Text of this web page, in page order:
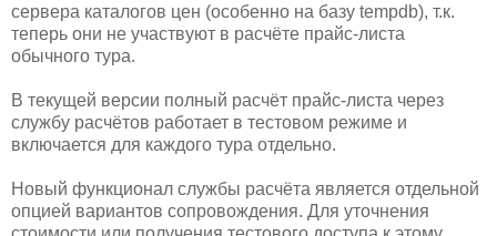
сервера каталогов цен (особенно на базу tempdb), т.к.
теперь они не участвуют в расчёте прайс-листа
обычного тура.
В текущей версии полный расчёт прайс-листа через
службу расчётов работает в тестовом режиме и
включается для каждого тура отдельно.
Новый функционал службы расчёта является отдельной
опцией вариантов сопровождения. Для уточнения